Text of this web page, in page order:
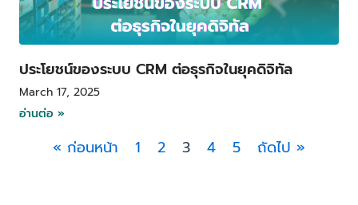
ประโยชน์ของระบบ CRM ต่อธุรกิจในยุคดิจิทัล
March 17, 2025
อ่านต่อ »
« ก่อนหน้า 1 2 3 4 5 ถัดไป »